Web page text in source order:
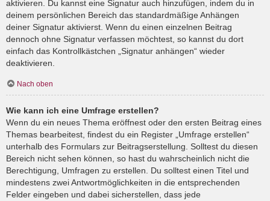
aktivieren. Du kannst eine Signatur auch hinzufügen, indem du in
deinem persönlichen Bereich das standardmäßige Anhängen
deiner Signatur aktivierst. Wenn du einen einzelnen Beitrag
dennoch ohne Signatur verfassen möchtest, so kannst du dort
einfach das Kontrollkästchen „Signatur anhängen“ wieder
deaktivieren.
Nach oben
Wie kann ich eine Umfrage erstellen?
Wenn du ein neues Thema eröffnest oder den ersten Beitrag eines
Themas bearbeitest, findest du ein Register „Umfrage erstellen“
unterhalb des Formulars zur Beitragserstellung. Solltest du diesen
Bereich nicht sehen können, so hast du wahrscheinlich nicht die
Berechtigung, Umfragen zu erstellen. Du solltest einen Titel und
mindestens zwei Antwortmöglichkeiten in die entsprechenden
Felder eingeben und dabei sicherstellen, dass jede